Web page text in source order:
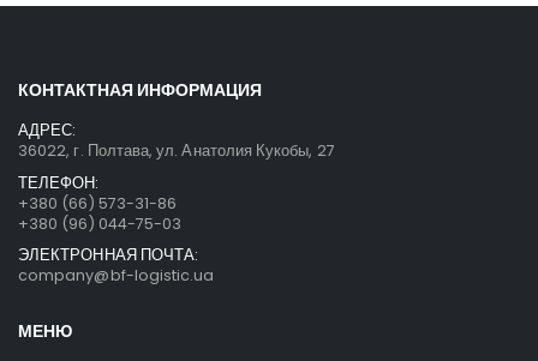
КОНТАКТНАЯ ИНФОРМАЦИЯ
АДРЕС:
36022, г. Полтава, ул. Анатолия Кукобы, 27
ТЕЛЕФОН:
+380 (66) 573-31-86
+380 (96) 044-75-03
ЭЛЕКТРОННАЯ ПОЧТА:
company@bf-logistic.ua
МЕНЮ